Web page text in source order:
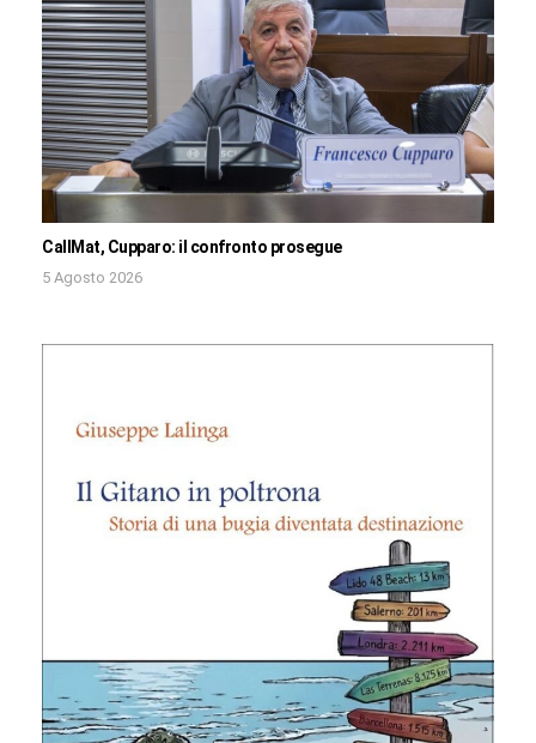
CallMat, Cupparo: il confronto prosegue
5 Agosto 2026